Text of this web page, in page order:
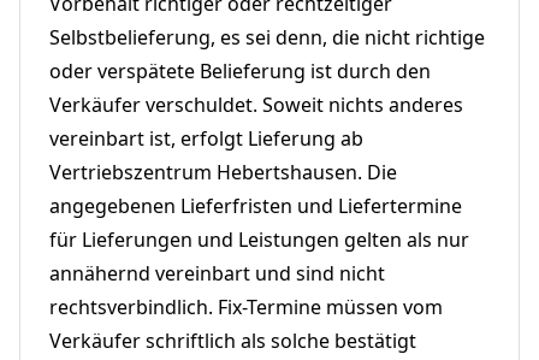
Selbstbelieferung, es sei denn, die nicht richtige
oder verspätete Belieferung ist durch den
Verkäufer verschuldet. Soweit nichts anderes
vereinbart ist, erfolgt Lieferung ab
Vertriebszentrum Hebertshausen. Die
angegebenen Lieferfristen und Liefertermine
für Lieferungen und Leistungen gelten als nur
annähernd vereinbart und sind nicht
rechtsverbindlich. Fix-Termine müssen vom
Verkäufer schriftlich als solche bestätigt